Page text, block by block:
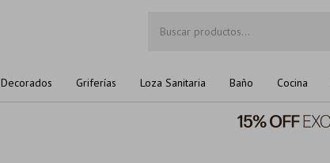
Decorados Griferías Loza Sanitaria Baño Cocina